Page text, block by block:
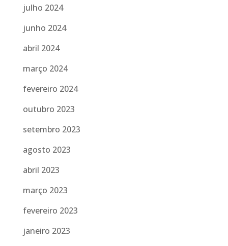
julho 2024
junho 2024
abril 2024
março 2024
fevereiro 2024
outubro 2023
setembro 2023
agosto 2023
abril 2023
março 2023
fevereiro 2023
janeiro 2023